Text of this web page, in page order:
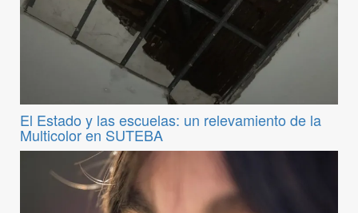
El Estado y las escuelas: un relevamiento de la
Multicolor en SUTEBA